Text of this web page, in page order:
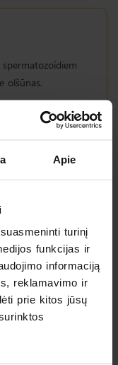
Apie
turinį
funkcijas ir
informaciją
reklamavimo ir
prie kitos jūsų
olšūnas.
shēma
izmaksām.